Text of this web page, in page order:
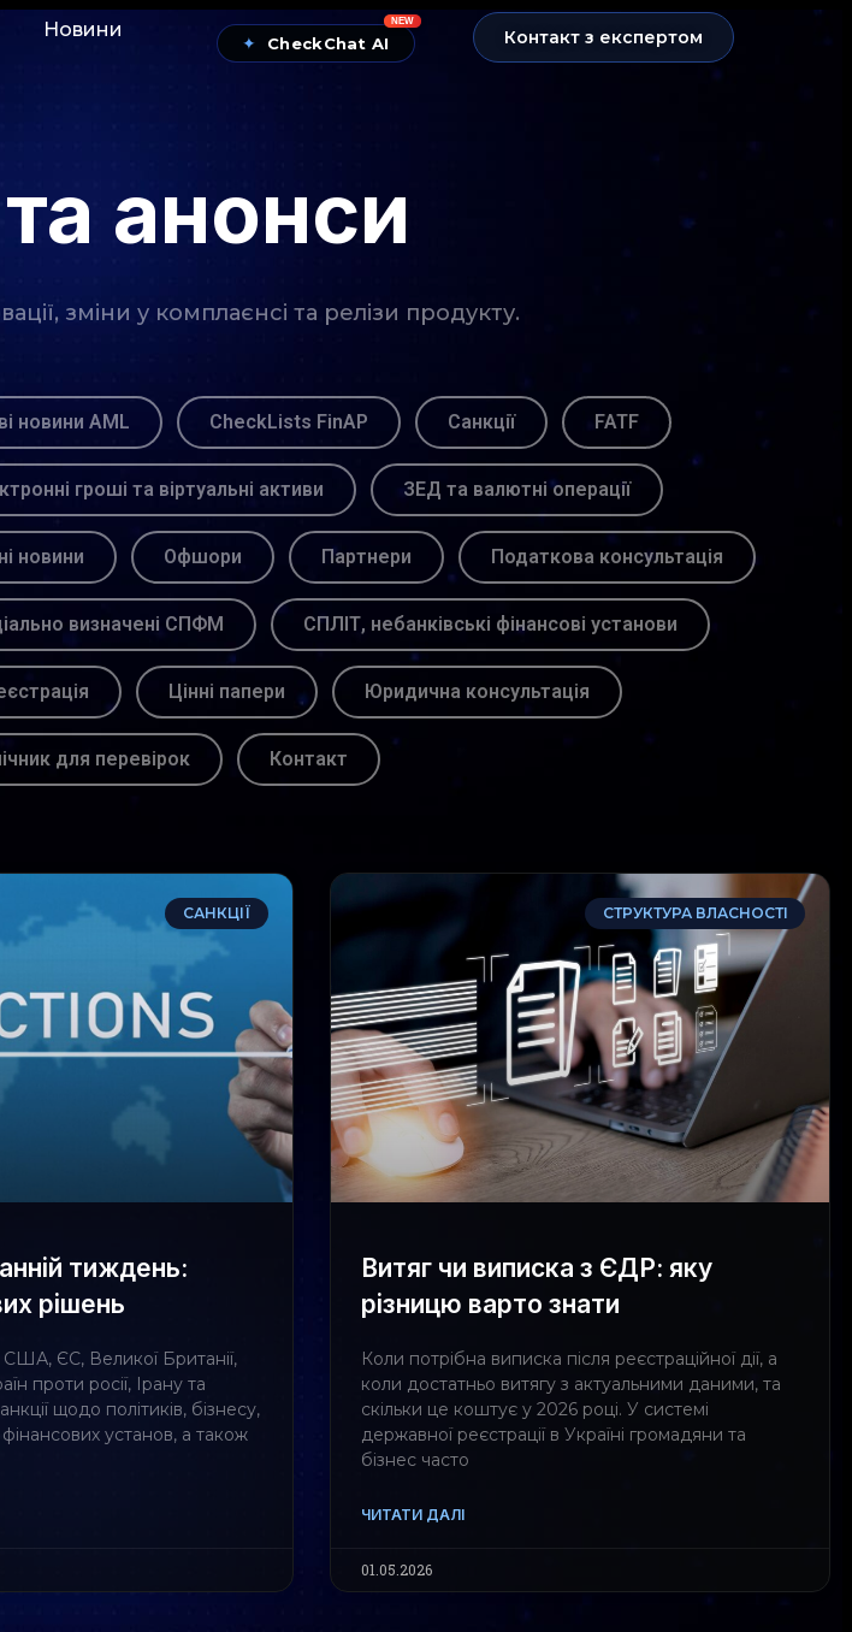
Новини
✦ CheckChat AI
NEW
Контакт з експертом
анонси
зміни у комплаєнсі та релізи продукту.
новини AML CheckLists FinAP Санкції FATF
гроші та віртуальні активи ЗЕД та валютні операції
новини Офшори Партнери Податкова консультація
визначені СПФМ СПЛІТ, небанківські фінансові установи
Цінні папери Юридична консультація
для перевірок Контакт
САНКЦІЇ
тиждень:
рішень
ЄС, Великої Британії,
проти росії, Ірану та
щодо політиків, бізнесу,
фінансових установ, а також
СТРУКТУРА ВЛАСНОСТІ
Витяг чи виписка з ЄДР: яку
різницю варто знати
Коли потрібна виписка після реєстраційної дії, а
коли достатньо витягу з актуальними даними, та
скільки це коштує у 2026 році. У системі
державної реєстрації в Україні громадяни та
бізнес часто
ЧИТАТИ ДАЛІ
01.05.2026